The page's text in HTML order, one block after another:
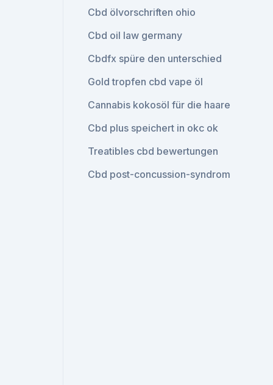
Cbd ölvorschriften ohio
Cbd oil law germany
Cbdfx spüre den unterschied
Gold tropfen cbd vape öl
Cannabis kokosöl für die haare
Cbd plus speichert in okc ok
Treatibles cbd bewertungen
Cbd post-concussion-syndrom